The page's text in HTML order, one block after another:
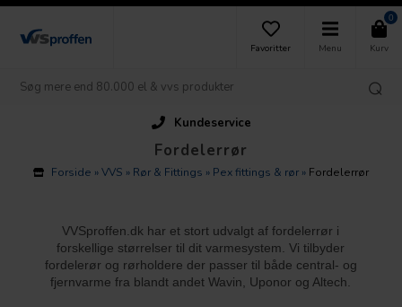
Favoritter Menu
0
Kurv
Kundeservice
Fordelerrør
Forside »VVS » Rør & Fittings » Pex fittings & rør» Fordelerrør
VVSproffen.dk har et stort udvalgt af fordelerrør i
forskellige størrelser til dit varmesystem. Vi tilbyder
fordelerør og rørholdere der passer til både central- og
fjernvarme fra blandt andet Wavin, Uponor og Altech.